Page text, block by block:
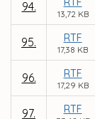
94.
13,72 KB
95. RTF
17,38 KB
96. RTF
17,29 KB
97. RTF